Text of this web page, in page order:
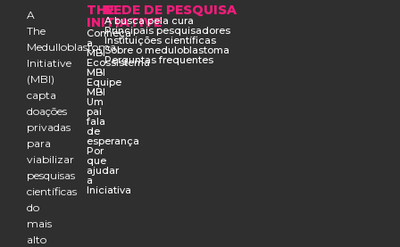
A
The
Medulloblastoma
Initiative
(MBI)
capta
doações
privadas
para
viabilizar
pesquisas
científicas
do
mais
alto
THE
INITIATIVE
Conheça
a
MBI
Ecossistema
MBI
Equipe
MBI
Um
pai
fala
de
esperança
Por
que
ajudar
a
Iniciativa
REDE DE PESQUISA
A busca pela cura
Principais pesquisadores
Instituições científicas
Sobre o meduloblastoma
Perguntas frequentes